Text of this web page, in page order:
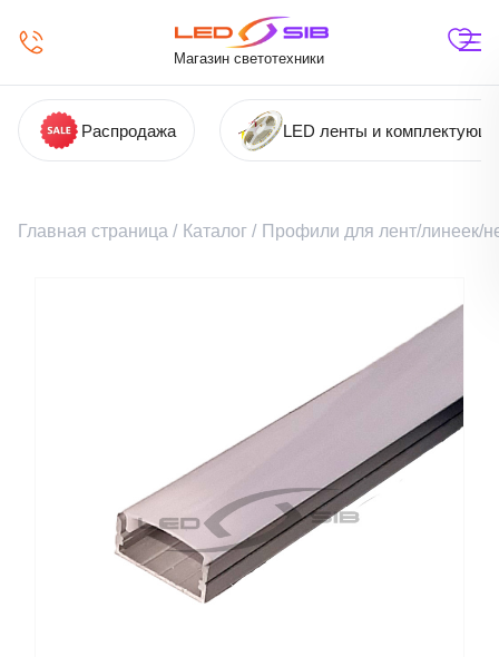
Магазин светотехники
Распродажа LED ленты и
Главная страница / Каталог / Профили для лент/линеек/